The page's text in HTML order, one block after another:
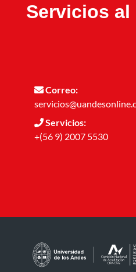
Servicios
Correo:
Servicios:
+(56 9) 2007 5530